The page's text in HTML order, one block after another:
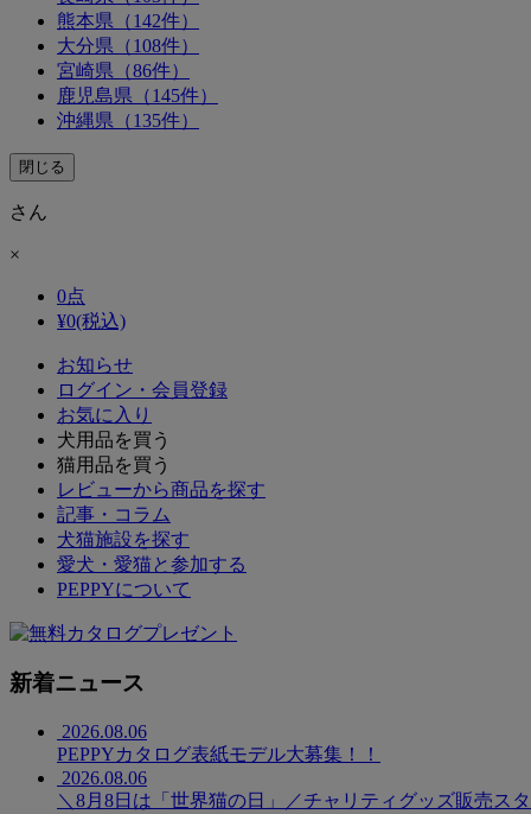
熊本県（142件）
大分県（108件）
宮崎県（86件）
鹿児島県（145件）
沖縄県（135件）
閉じる
さん
×
0点
¥0(税込)
お知らせ
ログイン・会員登録
お気に入り
犬用品を買う
猫用品を買う
レビューから商品を探す
記事・コラム
犬猫施設を探す
愛犬・愛猫と参加する
PEPPYについて
新着ニュース
2026.08.06
PEPPYカタログ表紙モデル大募集！！
2026.08.06
＼8月8日は「世界猫の日」／チャリティグッズ販売スタ